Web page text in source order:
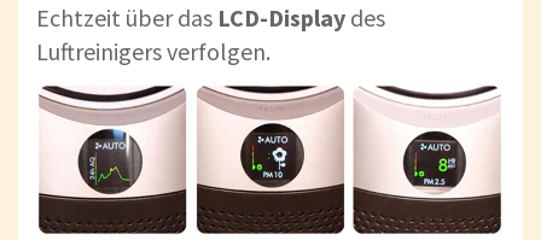
Echtzeit über das LCD-Display des
Luftreinigers verfolgen.